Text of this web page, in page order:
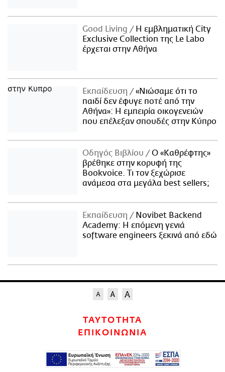
Good Living
Η εμβληματική City
Exclusive Collection της Le Labo
έρχεται στην Αθήνα
Εκπαίδευση
«Νιώσαμε ότι το
παιδί δεν έφυγε ποτέ από την
Αθήνα»: Η εμπειρία οικογενειών
που επέλεξαν σπουδές στην Κύπρο
Οδηγός Βιβλίου
Ο «Καθρέφτης»
βρέθηκε στην κορυφή της
Bookvoice. Τι τον ξεχώρισε
ανάμεσα στα μεγάλα best sellers;
Εκπαίδευση
Novibet Backend
Academy: Η επόμενη γενιά
software engineers ξεκινά από εδώ
ΤΑΥΤΟΤΗΤΑ
ΕΠΙΚΟΙΝΩΝΙΑ